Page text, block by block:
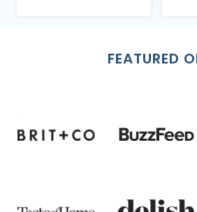
FEATURED